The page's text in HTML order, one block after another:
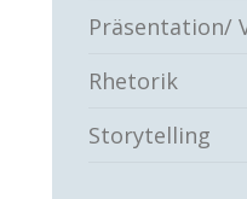
Präsentation/
Rhetorik
Storytelling